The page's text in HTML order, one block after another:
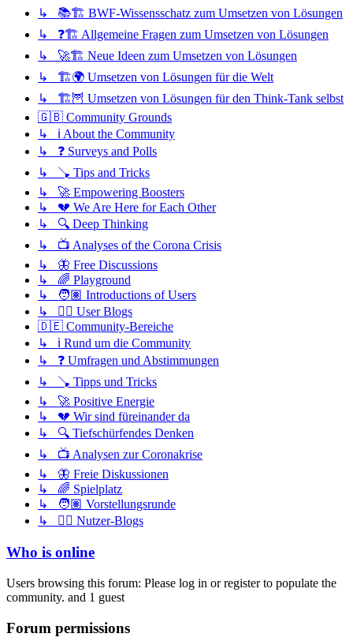
↳ 📚🏗️ BWF-Wissensschatz zum Umsetzen von Lösungen
↳ ❓🏗️ Allgemeine Fragen zum Umsetzen von Lösungen
↳ 🚀🏗️ Neue Ideen zum Umsetzen von Lösungen
↳ 🏗️🌍 Umsetzen von Lösungen für die Welt
↳ 🏗️🦉 Umsetzen von Lösungen für den Think-Tank selbst
🇬🇧 Community Grounds
↳ ℹ️ About the Community
↳ ❓ Surveys and Polls
↳ 🪠 Tips and Tricks
↳ 🚀 Empowering Boosters
↳ 💔 We Are Here for Each Other
↳ 🔍 Deep Thinking
↳ 📺 Analyses of the Corona Crisis
↳ 🦋 Free Discussions
↳ 🌈 Playground
↳ 🧑🏽 Introductions of Users
↳ ✍🏽 User Blogs
🇩🇪 Community-Bereiche
↳ ℹ️ Rund um die Community
↳ ❓ Umfragen und Abstimmungen
↳ 🪠 Tipps und Tricks
↳ 🚀 Positive Energie
↳ 💔 Wir sind füreinander da
↳ 🔍 Tiefschürfendes Denken
↳ 📺 Analysen zur Coronakrise
↳ 🦋 Freie Diskussionen
↳ 🌈 Spielplatz
↳ 🧑🏽 Vorstellungsrunde
↳ ✍🏽 Nutzer-Blogs
Who is online
Users browsing this forum: Please log in or register to populate the
community. and 1 guest
Forum permissions